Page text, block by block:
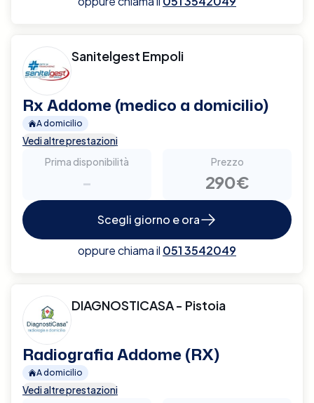
Sanitelgest Empoli
Rx Addome (medico a domicilio)
A domicilio
Vedi altre prestazioni
Prima disponibilità
-
Prezzo
290€
Scegli giorno e ora
oppure chiama il 051 3542049
DIAGNOSTICASA - Pistoia
Radiografia Addome (RX)
A domicilio
Vedi altre prestazioni